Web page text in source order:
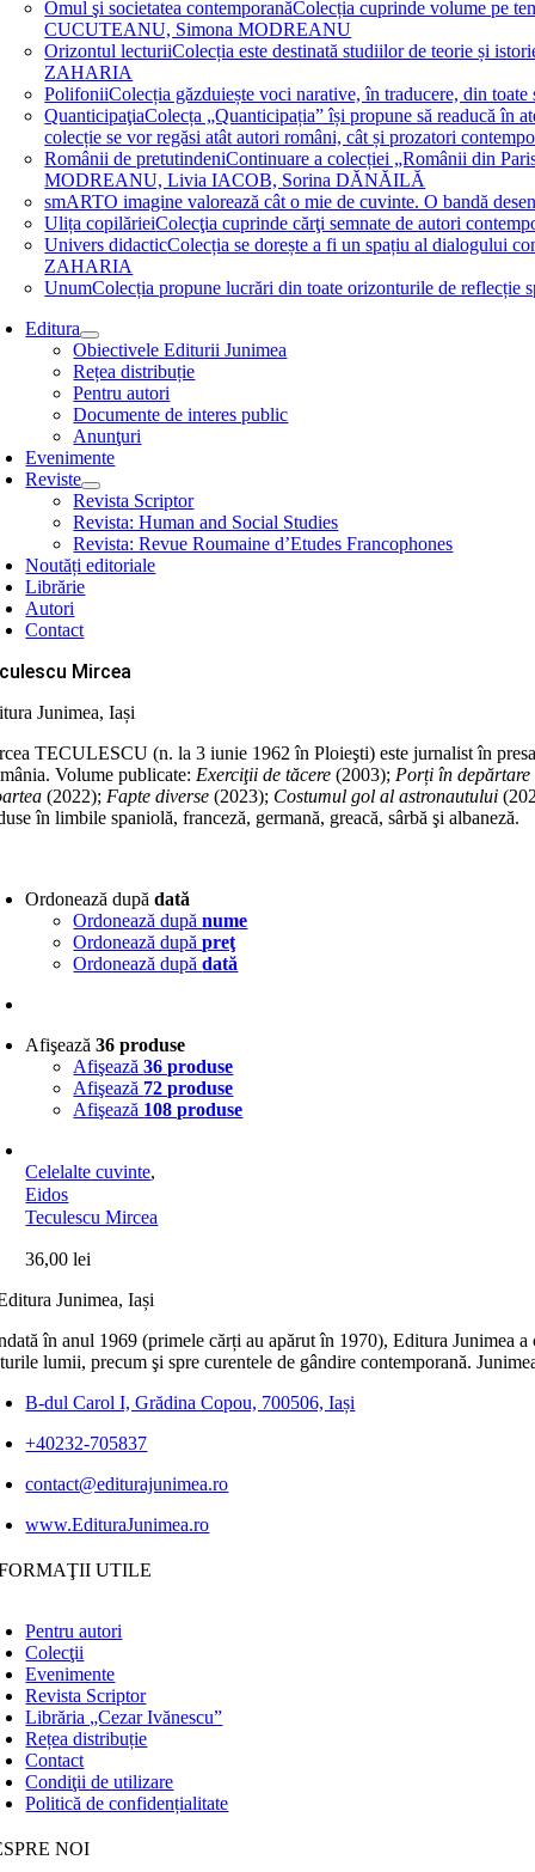
Omul şi societatea contemporanăColecția cuprinde volume pe
CUCUTEANU, Simona MODREANU
Orizontul lecturiiColecția este destinată studiilor de teorie și
ZAHARIA
PolifoniiColecția găzduiește voci narative, în traducere, din
QuanticipaţiaColecța „Quanticipația” își propune să readucă în
colecție se vor regăsi atât autori români, cât și prozatori
Românii de pretutindeniContinuare a colecției „Românii din
MODREANU, Livia IACOB, Sorina DĂNĂILĂ
smARTO imagine valorează cât o mie de cuvinte. O bandă
Ulița copilărieiColecţia cuprinde cărţi semnate de autori
Univers didacticColecția se dorește a fi un spațiu al dialogului
ZAHARIA
UnumColecția propune lucrări din toate orizonturile de
Editura
Obiectivele Editurii Junimea
Rețea distribuție
Pentru autori
Documente de interes public
Anunţuri
Evenimente
Reviste
Revista Scriptor
Revista: Human and Social Studies
Revista: Revue Roumaine d’Etudes Francophones
Noutăți editoriale
Librărie
Autori
Contact
Mircea
Junimea, Iași
TECULESCU (n. la 3 iunie 1962 în Ploieşti) este jurnalist în
Volume publicate: Exerciţii de tăcere(2003); Porți în depărtare
(2022); Fapte diverse (2023); Costumul gol al astronautului
în limbile spaniolă, franceză, germană, greacă, sârbă şi albaneză.
Ordonează dupădată
Ordonează dupănume
Ordonează dupăpreţ
Ordonează dupădată
Afişează36 produse
Afişează36 produse
Afişează 72 produse
Afişează 108 produse
Celelalte cuvinte,
Eidos
Teculescu Mircea
36,00lei
în anul 1969 (primele cărți au apărut în 1970), Editura Junimea
lumii, precum şi spre curentele de gândire contemporană.
B-dul Carol I, Grădina Copou, 700506, Iași
+40232-705837
contact@editurajunimea.ro
www.EdituraJunimea.ro
UTILE
Pentru autori
Colecţii
Evenimente
Revista Scriptor
Librăria „Cezar Ivănescu”
Rețea distribuție
Contact
Condiţii de utilizare
Politică de confidențialitate
NOI